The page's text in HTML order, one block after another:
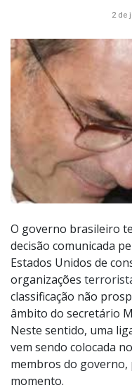
2 de
O governo brasileiro
decisão comunicada
Estados Unidos de
organizações
classificação não
âmbito do secretário
Neste sentido, uma
vem sendo colocada
membros do
momento.